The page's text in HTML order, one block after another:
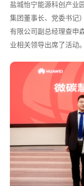
盐城怡宁能源科创产业
集团董事长、党委书记
有限公司副总经理查申
业相关领导出席了活动。